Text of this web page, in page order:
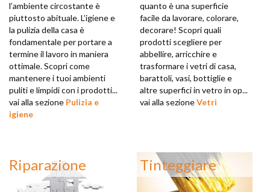
l’ambiente circostante è
piuttosto abituale. L’igiene e
la pulizia della casa è
fondamentale per portare a
termine il lavoro in maniera
ottimale. Scopri come
mantenere i tuoi ambienti
puliti e limpidi con i prodotti...
vai alla sezione Pulizia e
igiene
quanto è una superficie
facile da lavorare, colorare,
decorare! Scopri quali
prodotti scegliere per
abbellire, arricchire e
trasformare i vetri di casa,
barattoli, vasi, bottiglie e
altre superfici in vetro in op...
vai alla sezioneVetri
Riparazione Tinteggiare